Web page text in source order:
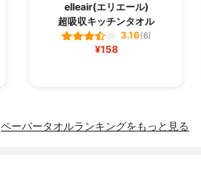
elleair(エリエール)
超吸収キッチンタオル
3.16(6)
¥158
ペーパータオルランキングをもっと見る